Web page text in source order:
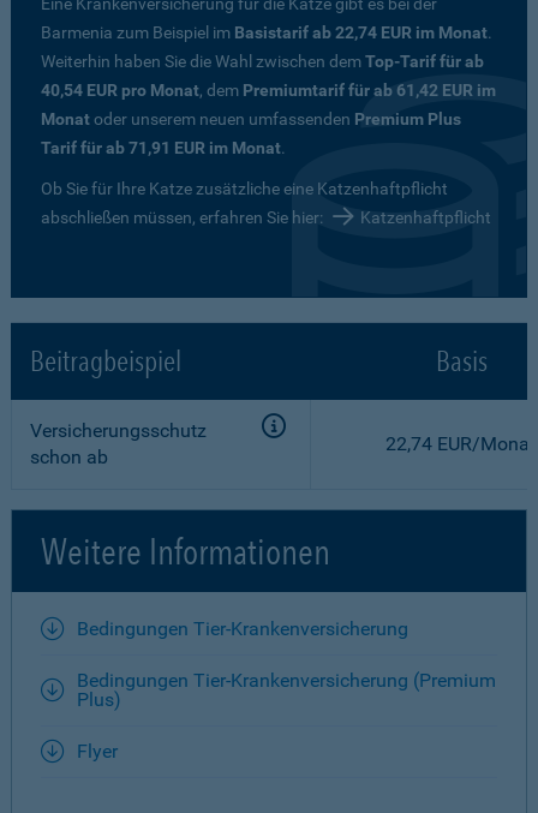
Barmenia zum Beispiel im Basistarif ab 22,74 EUR im Monat.
Weiterhin haben Sie die Wahl zwischen demTop-Tarif für ab
40,54 EUR pro Monat, dem Premiumtarif für ab 61,42 EUR im
Monatoder unserem neuen umfassenden Premium Plus
Tarif für ab 71,91 EUR im Monat.
Ob Sie für Ihre Katze zusätzliche eine Katzenhaftpflicht
abschließen müssen, erfahren Sie hier:
Katzenhaftpflicht
Beitragbeispiel Basis
Versicherungsschutz
schon ab
22,74 EUR/Monat
Weitere Informationen
Bedingungen Tier-Krankenversicherung
Bedingungen Tier-Krankenversicherung (Premium
Plus)
Flyer